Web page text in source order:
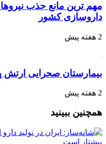
مهم ترین مانع جذب
داروسازی کشور
2 هفته پیش
بیمارستان صحرایی ارتش
2 هفته پیش
همچنین ببینید